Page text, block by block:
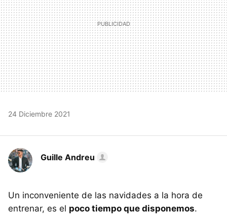
24 Diciembre 2021
Guille Andreu
Un inconveniente de las navidades a la hora de
entrenar, es el poco tiempo que disponemos.